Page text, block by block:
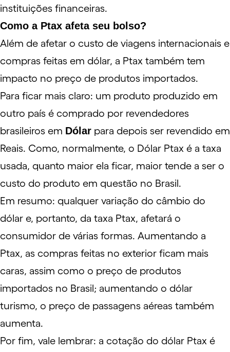
instituições financeiras.
Como a Ptax afeta seu bolso?
Além de afetar o custo de viagens internacionais e
compras feitas em dólar, a Ptax também tem
impacto no preço de produtos importados.
Para ficar mais claro: um produto produzido em
outro país é comprado por revendedores
brasileiros em Dólar para depois ser revendido em
Reais. Como, normalmente, o Dólar Ptax é a taxa
usada, quanto maior ela ficar, maior tende a ser o
custo do produto em questão no Brasil.
Em resumo: qualquer variação do câmbio do
dólar e, portanto, da taxa Ptax, afetará o
consumidor de várias formas. Aumentando a
Ptax, as compras feitas no exterior ficam mais
caras, assim como o preço de produtos
importados no Brasil; aumentando o dólar
turismo, o preço de passagens aéreas também
aumenta.
Por fim, vale lembrar: a cotação do dólar Ptax é